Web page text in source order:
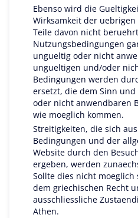
Ebenso wird die
Wirksamkeit der
Teile davon nicht
Nutzungsbedingungen
ungueltig oder nicht
ungueltigen und/oder
Bedingungen werden
ersetzt, die dem Sinn
oder nicht anwendbaren
wie moeglich kommen.
Streitigkeiten, die sich
Bedingungen und der
Website durch den
ergeben, werden
Sollte dies nicht
dem griechischen Recht
ausschliessliche
Athen.